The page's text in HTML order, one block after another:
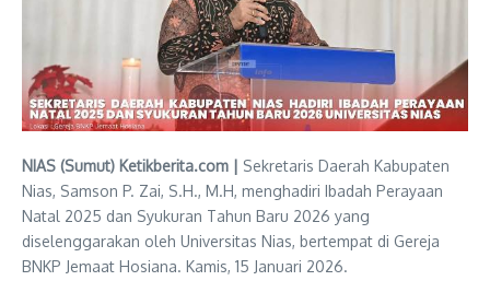
NIAS (Sumut) Ketikberita.com | Sekretaris Daerah Kabupaten
Nias, Samson P. Zai, S.H., M.H, menghadiri Ibadah Perayaan
Natal 2025 dan Syukuran Tahun Baru 2026 yang
diselenggarakan oleh Universitas Nias, bertempat di Gereja
BNKP Jemaat Hosiana. Kamis, 15 Januari 2026.